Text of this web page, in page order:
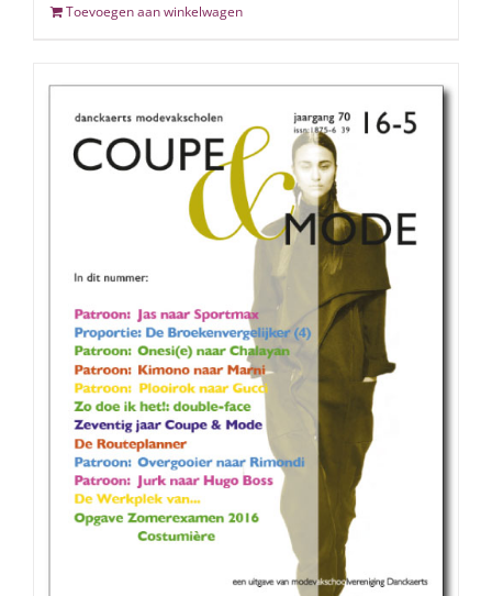
Toevoegen aan winkelwagen